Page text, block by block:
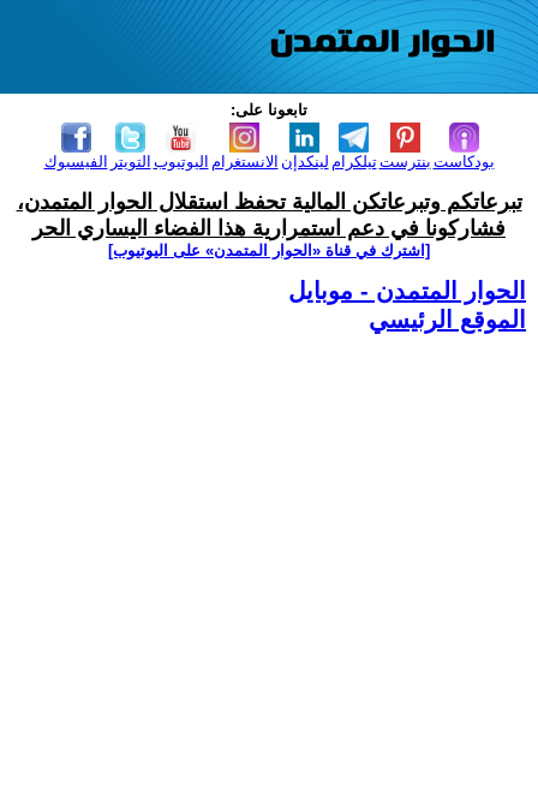
تابعونا على:
الفيسبوك التويتر اليوتيوب الانستغرام لينكدإن تيلكرامبنترست بودكاست
تبرعاتكم وتبرعاتكن المالية تحفظ استقلال الحوار المتمدن،
فشاركونا في دعم استمرارية هذا الفضاء اليساري الحر
[اشترك في قناة ‫«الحوار المتمدن» على اليوتيوب]
الحوار المتمدن - موبايل
الموقع الرئيسي